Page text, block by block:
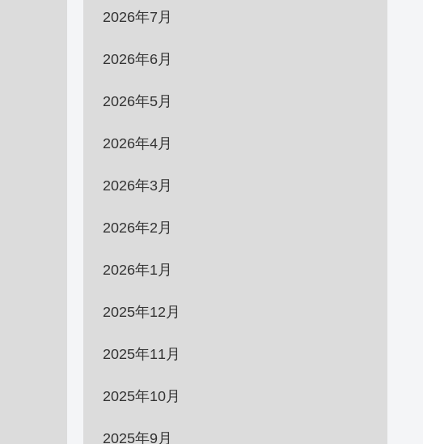
2026年7月
2026年6月
2026年5月
2026年4月
2026年3月
2026年2月
2026年1月
2025年12月
2025年11月
2025年10月
2025年9月